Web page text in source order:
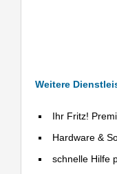
Weitere
Ihr Fritz!
Hardware &
schnelle Hilfe